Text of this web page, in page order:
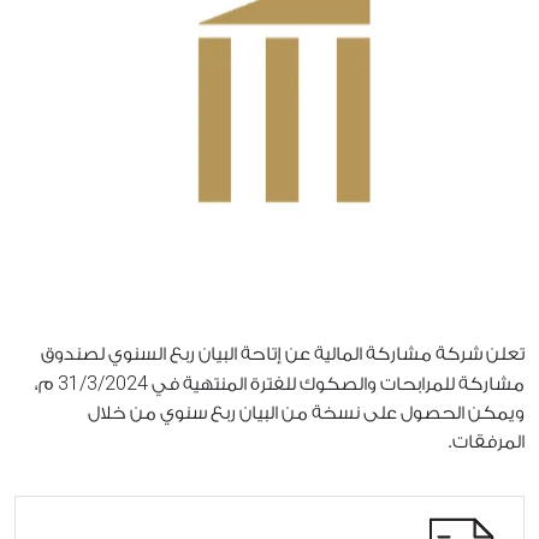
تعلن شركة مشاركة المالية عن إتاحة البيان ربع السنوي لصندوق
مشاركة للمرابحات والصكوك للفترة المنتهية في31/3/2024 م،
ويمكن الحصول على نسخة من البيان ربع سنوي من خلال
المرفقات.